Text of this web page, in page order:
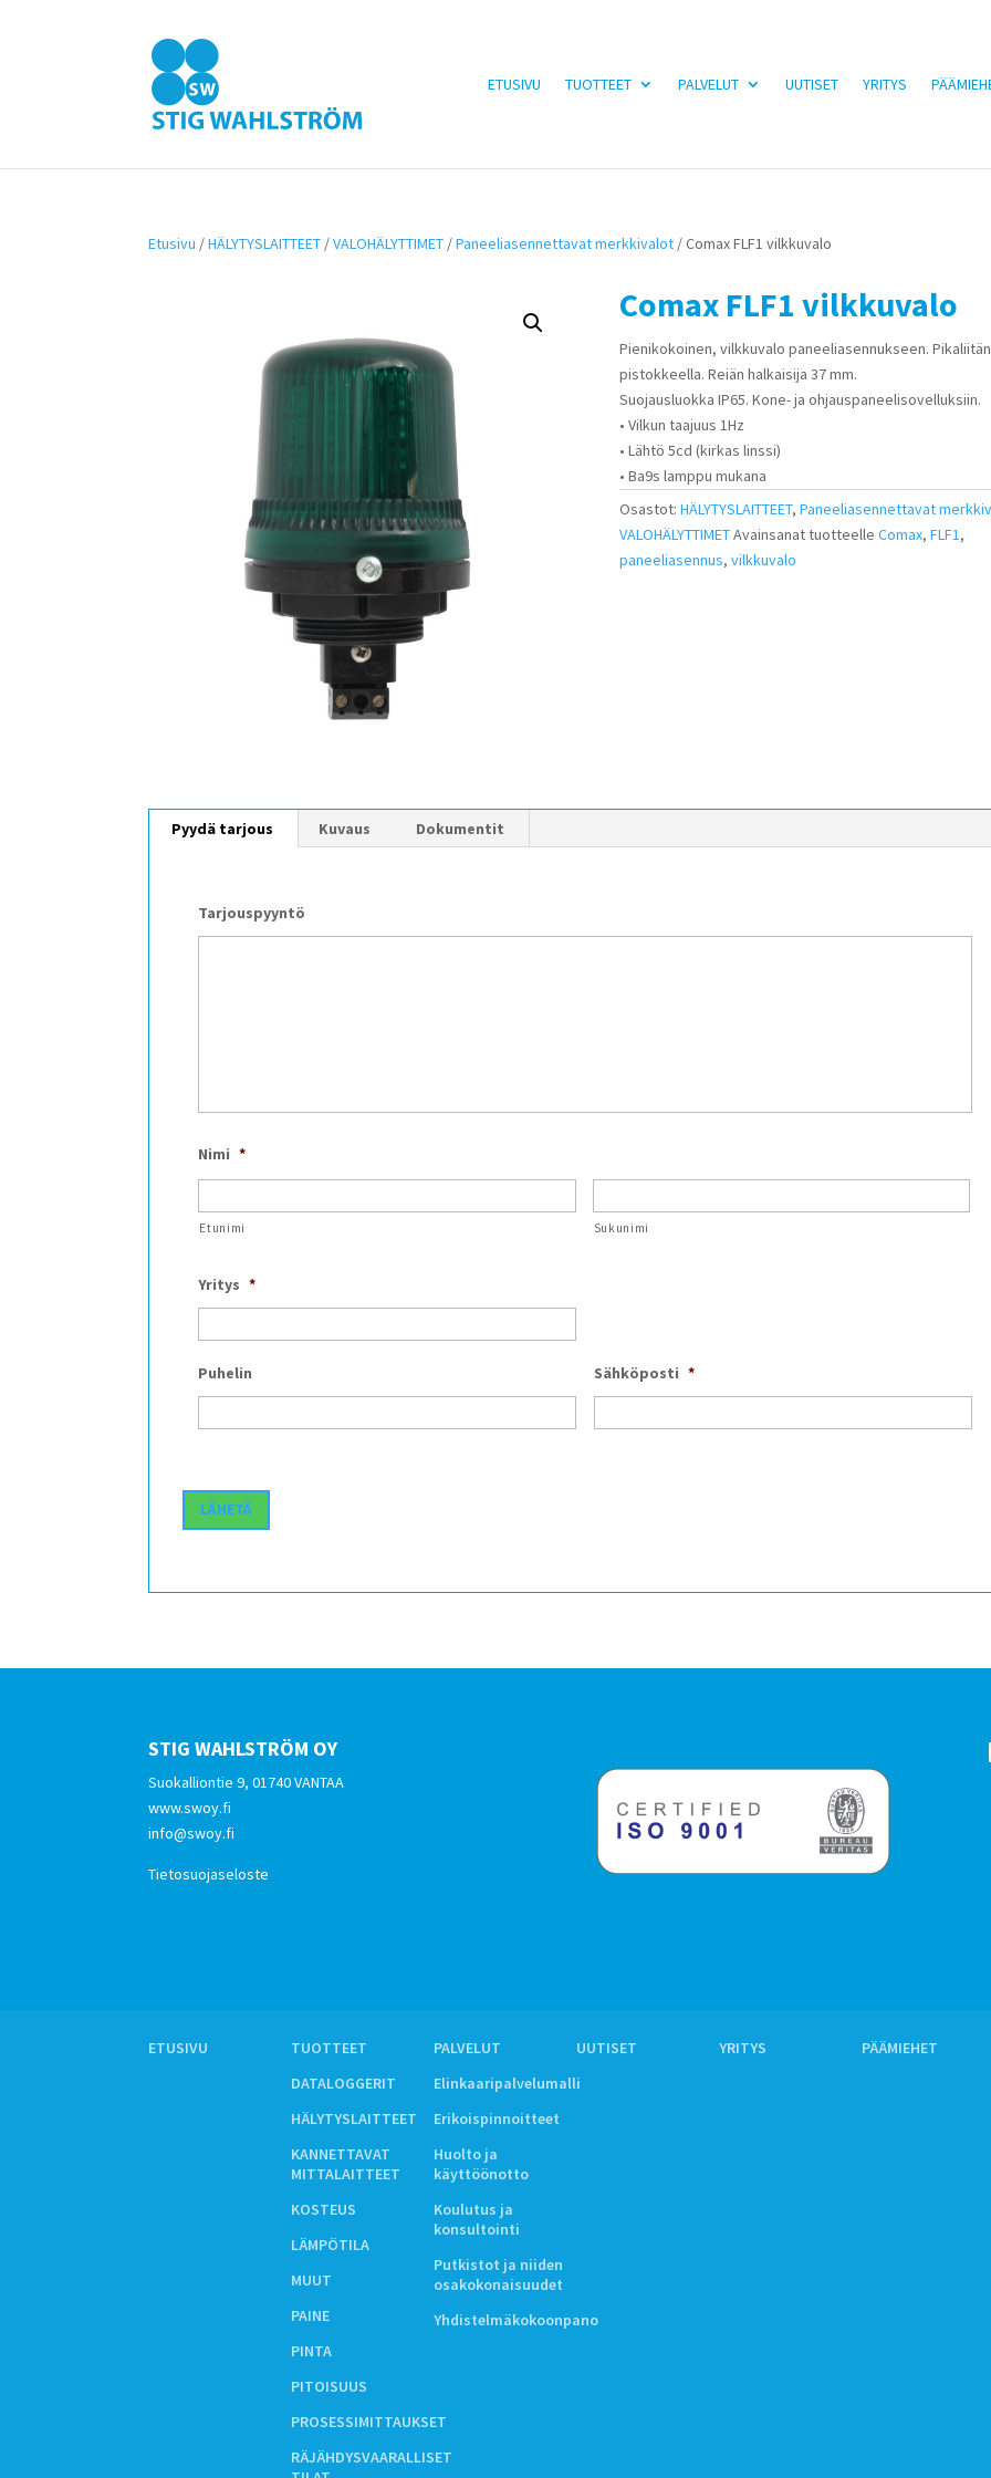
ETUSIVU TUOTTEET PALVELUT UUTISET YRITYS
Etusivu /HÄLYTYSLAITTEET /VALOHÄLYTTIMET /Paneeliasennettavat merkkivalot / Comax FLF1 vilkkuvalo
Comax FLF1 vilkkuvalo
Pienikokoinen, vilkkuvalo paneeliasennukseen.
pistokkeella. Reiän halkaisija 37 mm.
Suojausluokka IP65. Kone- ja ohjauspaneelisovelluksiin.
• Vilkun taajuus 1Hz
• Lähtö 5cd (kirkas linssi)
• Ba9s lamppu mukana
Osastot:HÄLYTYSLAITTEET,Paneeliasennettavat
VALOHÄLYTTIMETAvainsanat tuotteelleComax,FLF1,
paneeliasennus,vilkkuvalo
Pyydä tarjous Kuvaus Dokumentit
Tarjouspyyntö
Nimi *
Etunimi Sukunimi
Yritys *
Puhelin Sähköposti *
STIG WAHLSTRÖM OY
Suokalliontie 9, 01740 VANTAA
www.swoy.fi
info@swoy.fi
Tietosuojaseloste
ETUSIVU
TUOTTEET
DATALOGGERIT
HÄLYTYSLAITTEET
KANNETTAVAT
MITTALAITTEET
KOSTEUS
LÄMPÖTILA
MUUT
PAINE
PINTA
PITOISUUS
PROSESSIMITTAUKSET
RÄJÄHDYSVAARALLISET
PALVELUT
Elinkaaripalvelumalli
Erikoispinnoitteet
Huolto ja
käyttöönotto
Koulutus ja
konsultointi
Putkistot ja niiden
osakokonaisuudet
Yhdistelmäkokoonpano
UUTISET YRITYS PÄÄMIEHET